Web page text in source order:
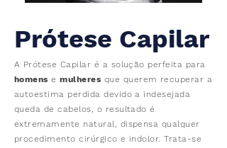
Prótese Capilar
A Prótese Capilar é a solução perfeita para
homens emulheres que querem recuperar a
autoestima perdida devido a indesejada
queda de cabelos, o resultado é
extremamente natural, dispensa qualquer
procedimento cirúrgico e indolor. Trata-se